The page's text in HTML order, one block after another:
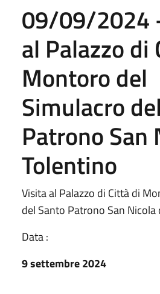
09/09/2024
al Palazzo di
Montoro del
Simulacro
Patrono San
Tolentino
Visita al Palazzo di Città di
del Santo Patrono San Nicola
Data :
9 settembre 2024